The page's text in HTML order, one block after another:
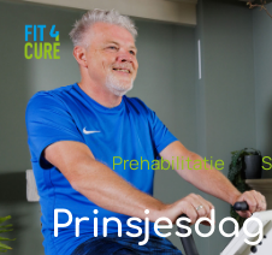
Prehabilitatie